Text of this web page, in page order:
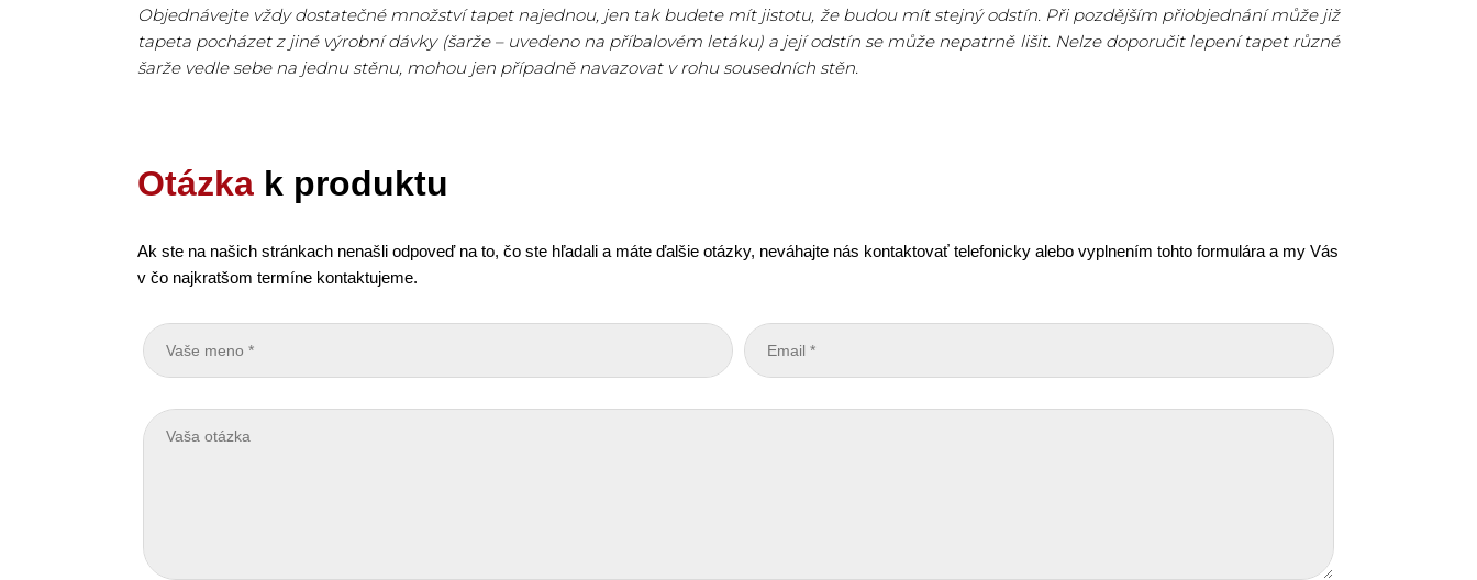
Objednávejte vždy dostatečné množství tapet najednou, jen tak budete mít jistotu, že budou mít stejný odstín. Při pozdějším přiobjednání může již
tapeta pocházet z jiné výrobní dávky (šarže – uvedeno na příbalovém letáku) a její odstín se může nepatrně lišit. Nelze doporučit lepení tapet různé
šarže vedle sebe na jednu stěnu, mohou jen případně navazovat v rohu sousedních stěn.
Otázka k produktu
Ak ste na našich stránkach nenašli odpoveď na to, čo ste hľadali a máte ďalšie otázky, neváhajte nás kontaktovať telefonicky alebo vyplnením tohto formulára a my Vás
v čo najkratšom termíne kontaktujeme.